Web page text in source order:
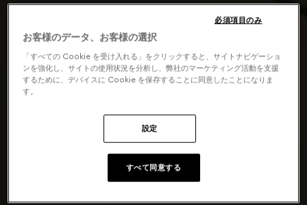
お客様のデータ、お客様の選択
「すべての Cookie を受け入れる」をクリックすると、サイトナビゲーショ
ンを強化し、サイトの使用状況を分析し、弊社のマーケティング活動を支援
するために、デバイスに Cookie を保存することに同意したことになりま
す。
設定
必須項目のみ
すべて同意する